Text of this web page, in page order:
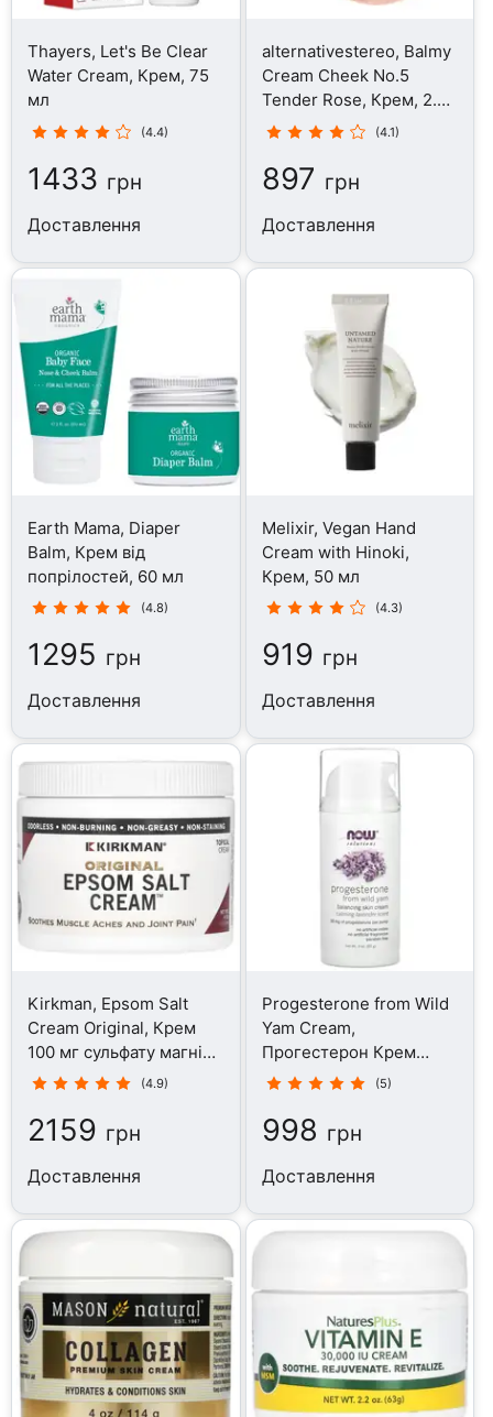
Thayers, Let's Be Clear
Water Cream, Крем, 75
мл
(4.4)
1433 грн
Доставлення
alternativestereo, Balmy
Cream Cheek No.5
Tender Rose, Крем, 2.5
г
(4.1)
897 грн
Доставлення
Earth Mama, Diaper
Balm, Крем від
попрілостей, 60 мл
(4.8)
1295 грн
Доставлення
Melixir, Vegan Hand
Cream with Hinoki,
Крем, 50 мл
(4.3)
919 грн
Доставлення
Kirkman, Epsom Salt
Cream Original, Крем
100 мг сульфату магнію,
113 г
(4.9)
2159 грн
Доставлення
Progesterone from Wild
Yam Cream,
Прогестерон Крем
Дикий ямс, 85 г
(5)
998 грн
Доставлення